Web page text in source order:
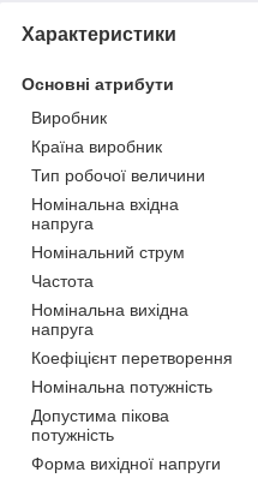
Характеристики
Основні атрибути
Виробник
Країна виробник
Тип робочої величини
Номінальна вхідна
напруга
Номінальний струм
Частота
Номінальна вихідна
напруга
Коефіцієнт перетворення
Номінальна потужність
Допустима пікова
потужність
Форма вихідної напруги